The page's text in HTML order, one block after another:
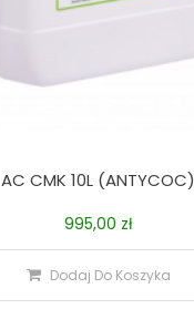
AC CMK 10L (ANTYCOC)
995,00 zł
Dodaj Do Koszyka